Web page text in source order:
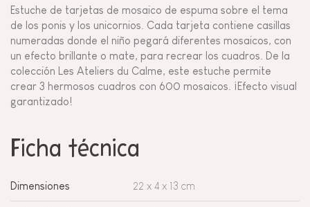
Estuche de tarjetas de mosaico de espuma sobre el tema
de los ponis y los unicornios. Cada tarjeta contiene casillas
numeradas donde el niño pegará diferentes mosaicos, con
un efecto brillante o mate, para recrear los cuadros. De la
colección Les Ateliers du Calme, este estuche permite
crear 3 hermosos cuadros con 600 mosaicos. ¡Efecto visual
garantizado!
Ficha técnica
Dimensiones 22 x 4 x 13 cm